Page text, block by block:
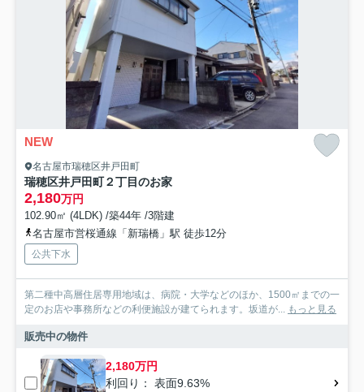
NEW
名古屋市瑞穂区井戸田町
瑞穂区井戸田町２丁目のお家
2,180万円
102.90㎡ (4LDK) /築44年 /3階建
名古屋市営桜通線「新瑞橋」駅 徒歩12分
公共下水
第二種中高層住居専用地域は、病院・大学などのほか、1500㎡までの一
定のお店や事務所などの利便施設が建てられます。坂道が... もっと見る
販売中の物件
2,180万円
利回り： 表面9.63%